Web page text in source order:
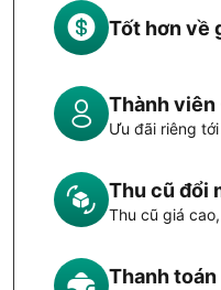
Tốt hơn về
Thành viên
Ưu đãi riêng tới
Thu cũ đổi
Thu cũ giá
Thanh toán